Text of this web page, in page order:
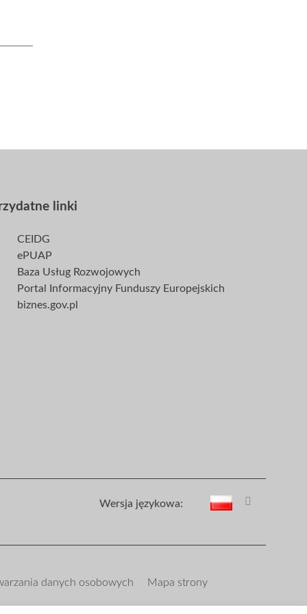
linki
CEIDG
ePUAP
Baza Usług Rozwojowych
Portal Informacyjny Funduszy Europejskich
biznes.gov.pl
Wersja językowa:
danych osobowych Mapa strony